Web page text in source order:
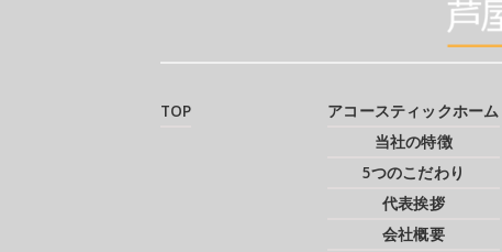
TOP
アコースティックホーム
当社の特徴
5つのこだわり
代表挨拶
会社概要